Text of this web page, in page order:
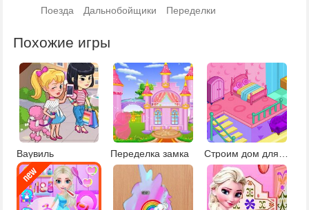
Поезда
Дальнобойщики Переделки
Похожие игры
Ваувиль Переделка замка